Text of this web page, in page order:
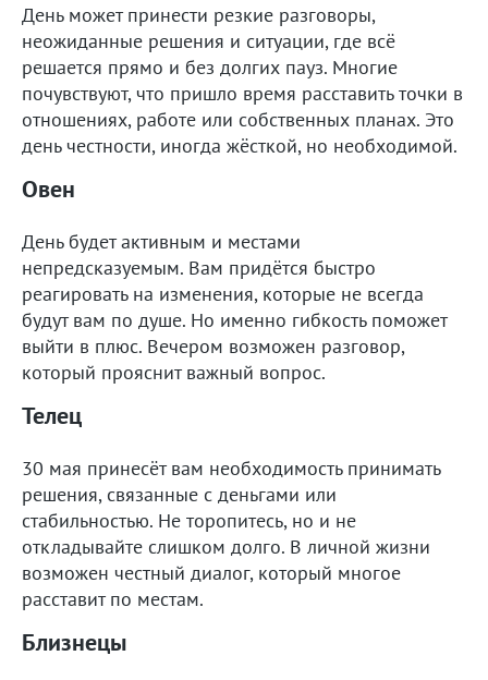
День может принести резкие разговоры,
неожиданные решения и ситуации, где всё
решается прямо и без долгих пауз. Многие
почувствуют, что пришло время расставить точки в
отношениях, работе или собственных планах. Это
день честности, иногда жёсткой, но необходимой.
Овен
День будет активным и местами
непредсказуемым. Вам придётся быстро
реагировать на изменения, которые не всегда
будут вам по душе. Но именно гибкость поможет
выйти в плюс. Вечером возможен разговор,
который прояснит важный вопрос.
Телец
30 мая принесёт вам необходимость принимать
решения, связанные с деньгами или
стабильностью. Не торопитесь, но и не
откладывайте слишком долго. В личной жизни
возможен честный диалог, который многое
расставит по местам.
Близнецы